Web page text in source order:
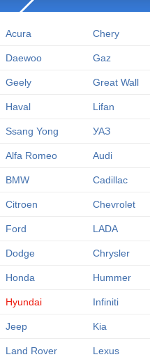
Acura Chery
Daewoo Gaz
Geely Great Wall
Haval Lifan
Ssang Yong УАЗ
Alfa Romeo Audi
BMW Cadillac
Citroen Chevrolet
Ford LADA
Dodge Chrysler
Honda Hummer
Hyundai Infiniti
Jeep Kia
Land Rover Lexus